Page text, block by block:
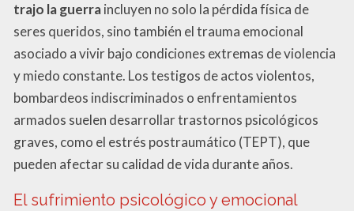
trajo la guerraincluyen no solo la pérdida física de
seres queridos, sino también el trauma emocional
asociado a vivir bajo condiciones extremas de violencia
y miedo constante. Los testigos de actos violentos,
bombardeos indiscriminados o enfrentamientos
armados suelen desarrollar trastornos psicológicos
graves, como el estrés postraumático (TEPT), que
pueden afectar su calidad de vida durante años.
El sufrimiento psicológico y emocional